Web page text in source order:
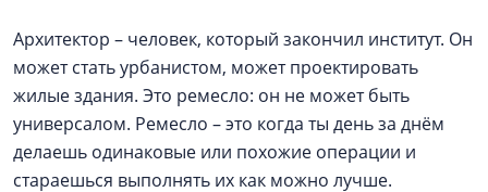
Архитектор – человек, который закончил институт. Он
может стать урбанистом, может проектировать
жилые здания. Это ремесло: он не может быть
универсалом. Ремесло – это когда ты день за днём
делаешь одинаковые или похожие операции и
стараешься выполнять их как можно лучше.